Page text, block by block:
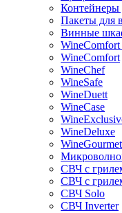
Контейнеры
Пакеты для
Винные
WineComfort
WineComfort
WineChef
WineSafe
WineDuett
WineCase
WineDeluxe
WineGourmet
СВЧ с
СВЧ с
СВЧ Solo
СВЧ Inverter